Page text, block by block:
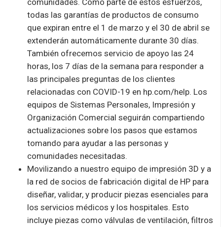
todas las garantías de productos de consumo
que expiran entre el 1 de marzo y el 30 de abril se
extenderán automáticamente durante 30 días.
También ofrecemos servicio de apoyo las 24
horas, los 7 días de la semana para responder a
las principales preguntas de los clientes
relacionadas con COVID-19 en hp.com/help. Los
equipos de Sistemas Personales, Impresión y
Organización Comercial seguirán compartiendo
actualizaciones sobre los pasos que estamos
tomando para ayudar a las personas y
comunidades necesitadas.
Movilizando a nuestro equipo de impresión 3D y a
la red de socios de fabricación digital de HP para
diseñar, validar, y producir piezas esenciales para
los servicios médicos y los hospitales. Esto
incluye piezas como válvulas de ventilación, filtros